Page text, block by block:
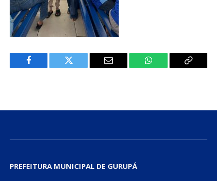
Facebook Twitter
E-
WhatsApp Copiar
PREFEITURA MUNICIPAL DE GURUPÁ